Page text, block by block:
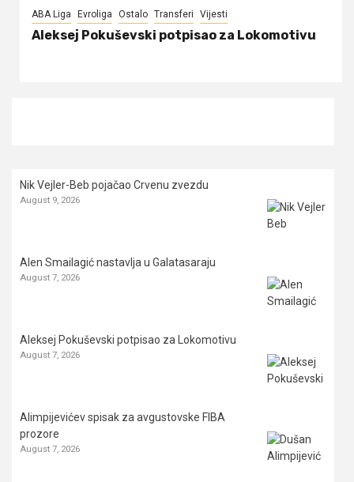
ABA Liga Evroliga Ostalo Transferi Vijesti
Aleksej Pokuševski potpisao za Lokomotivu
Nik Vejler-Beb pojačao Crvenu zvezdu
August 9, 2026
Alen Smailagić nastavlja u Galatasaraju
August 7, 2026
Aleksej Pokuševski potpisao za Lokomotivu
August 7, 2026
Alimpijevićev spisak za avgustovske FIBA
prozore
August 7, 2026